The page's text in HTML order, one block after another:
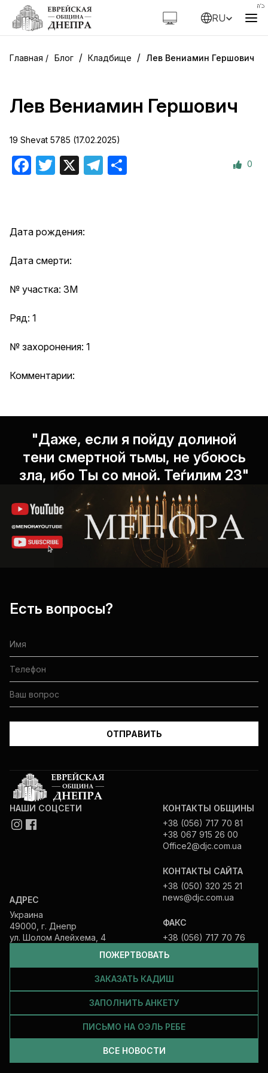
RU
Блог / Кладбище / Лев Вениамин Гершович
Лев Вениамин Гершович
19 Shevat 5785 (17.02.2025)
Facebook
Twitter Telegram 0
Дата рождения:
Дата смерти:
№ участка: 3М
Ряд: 1
№ захоронения: 1
Комментарии:
"Даже, если я пойду долиной
тени смертной тьмы, не убоюсь
зла, ибо Ты со мной. Теѓилим 23"
Есть вопросы?
ПОЖЕРТВОВАТЬ
ЗАКАЗАТЬ КАДИШ
ЗАПОЛНИТЬ АНКЕТУ
ПИСЬМО НА ОЭЛЬ РЕБЕ
ВСЕ НОВОСТИ
НАШИ СОЦСЕТИ
АДРЕС
Украина
49000, г. Днепр
ул. Шолом Алейхема, 4
КОНТАКТЫ ОБЩИНЫ
+38 (056) 717 70 81
+38 067 915 26 00
Office2@djc.com.ua
КОНТАКТЫ САЙТА
+38 (050) 320 25 21
news@djc.com.ua
ФАКС
+38 (056) 717 70 76